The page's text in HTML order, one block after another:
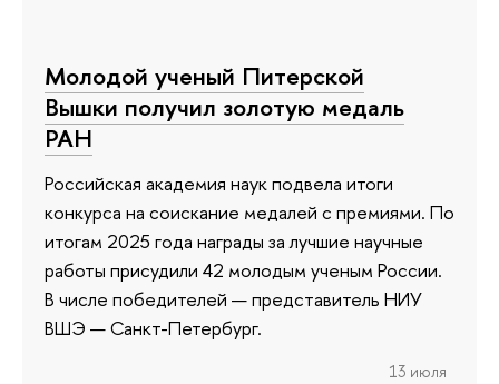
Молодой ученый Питерской
Вышки получил золотую медаль
РАН
Российская академия наук подвела итоги
конкурса на соискание медалей с премиями. По
итогам 2025 года награды за лучшие научные
работы присудили 42 молодым ученым России.
В числе победителей — представитель НИУ
ВШЭ — Санкт-Петербург.
13 июля